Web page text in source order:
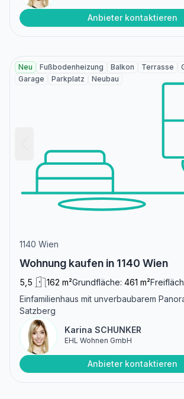
Anbieter kontaktieren
Neu Fußbodenheizung Balkon Terrasse
Garage
Parkplatz Neubau
1140 Wien
Wohnung kaufen in 1140 Wien
5,5 162 m²Grundfläche: 461 m²
Einfamilienhaus mit unverbaubarem
Satzberg
Karina SCHUNKER
EHL Wohnen GmbH
Anbieter kontaktieren